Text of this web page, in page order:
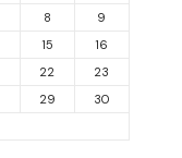
8
9
15
16
22
23
29
30